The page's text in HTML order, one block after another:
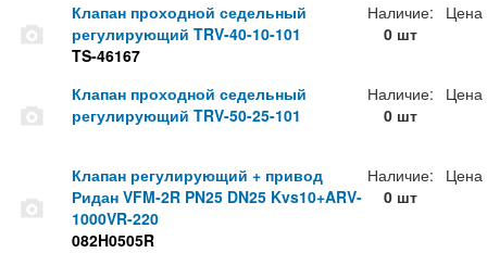
Клапан проходной седельный
регулирующий TRV-40-10-101
TS-46167
Наличие:
0 шт
Цена
Клапан проходной седельный
регулирующий TRV-50-25-101
Наличие:
0 шт
Цена
Клапан регулирующий + привод
Ридан VFM-2R PN25 DN25 Kvs10+ARV-
1000VR-220
082H0505R
Наличие:
0 шт
Цена